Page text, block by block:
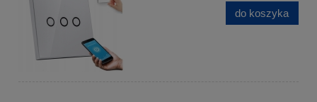
do koszyka